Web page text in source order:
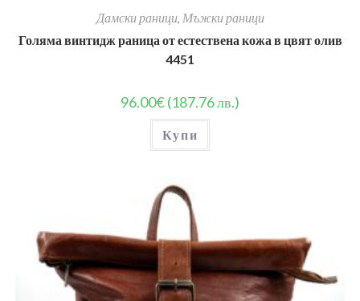
Дамски раници, Мъжки раници
Голяма винтидж раница от естествена кожа в цвят олив
4451
96.00€(187.76 лв.)
Купи